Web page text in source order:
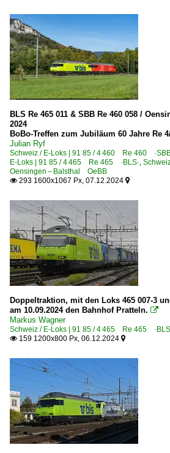
BLS Re 465 011 & SBB Re 460 058 /
2024
BoBo-Treffen zum Jubiläum 60 Jahre Re
Julian Ryf
Schweiz / E-Loks | 91 85 / 4 460 Re 460
E-Loks | 91 85 / 4 465 Re 465 ·BLS·,
Oensingen – Balsthal OeBB
 293 1600x1067 Px, 07.12.2024 
Doppeltraktion, mit den Loks 465 007-3
am 10.09.2024 den Bahnhof Pratteln. 
Markus Wagner
Schweiz / E-Loks | 91 85 / 4 465 Re 465
 159 1200x800 Px, 06.12.2024 